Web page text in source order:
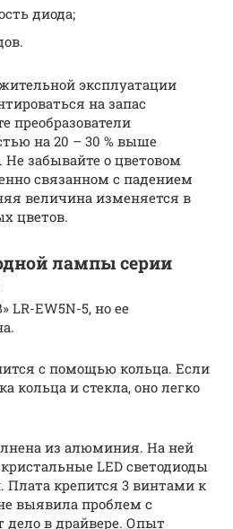
диода;
эксплуатации
на запас
преобразователи
на 20 – 30 % выше
Не забывайте о цветовом
связанном с падением
величина изменяется в
цветов.
лампы серии
LR-EW5N-5, но ее
с помощью кольца. Если
кольца и стекла, оно легко
из алюминия. На ней
LED светодиоды
Плата крепится 3 винтами к
выявила проблем с
дело в драйвере. Опыт